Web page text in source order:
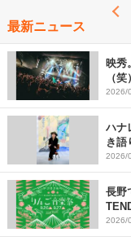
最新ニュース
映
（
ペシ
2026/
ハナ
き語
2026/
長野
発表
2026/